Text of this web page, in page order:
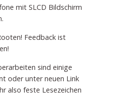
mit SLCD Bildschirm
Feedback ist
sind einige
oder unter neuen Link
also feste Lesezeichen